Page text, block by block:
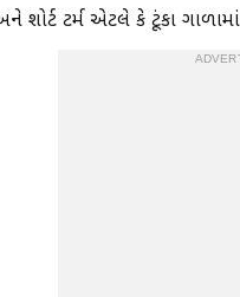
શોર્ટ ટર્મ એટલે કે ટૂંકા